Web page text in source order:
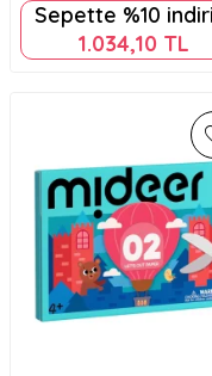
Sepette %10
1.034,10 TL